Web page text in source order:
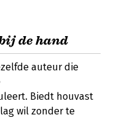
de hand
auteur die
Biedt houvast
wil zonder te